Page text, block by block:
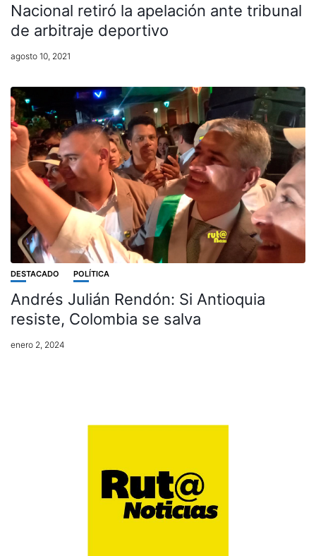
Nacional retiró la apelación ante tribunal
de arbitraje deportivo
agosto 10, 2021
DESTACADO POLÍTICA
Andrés Julián Rendón: Si Antioquia
resiste, Colombia se salva
enero 2, 2024